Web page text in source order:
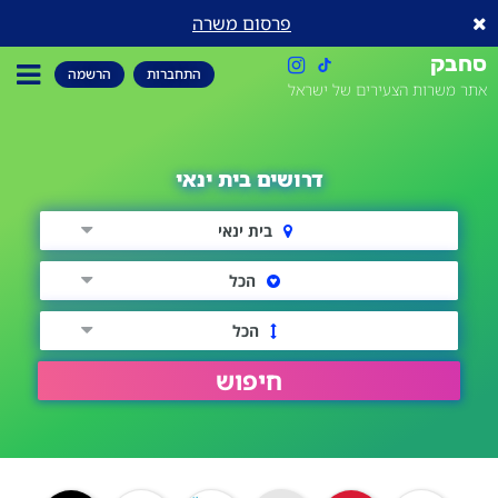
פרסום משרה
סחבק
אתר משרות הצעירים של ישראל
התחברות הרשמה
דרושים בית ינאי
בית ינאי
הכל
הכל
חיפוש